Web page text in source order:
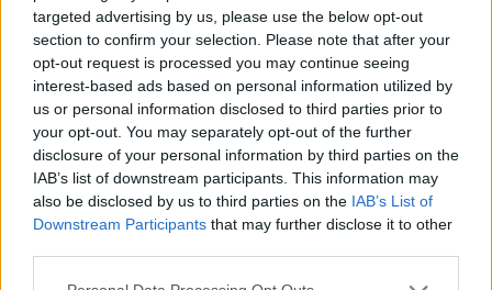
targeted advertising by us, please use the below opt-out
section to confirm your selection. Please note that after your
opt-out request is processed you may continue seeing
interest-based ads based on personal information utilized by
us or personal information disclosed to third parties prior to
your opt-out. You may separately opt-out of the further
disclosure of your personal information by third parties on the
IAB’s list of downstream participants. This information may
also be disclosed by us to third parties on the IAB’s List of
Downstream Participants that may further disclose it to other
Please note that this website/app uses one or more Google
πιστωτικό ίδρυμα ή ο χρηματοπιστωτικός
οργανισμός ενημερώνει τον δικαιούχο για
την πρώτη ενεργοποίηση της κάρτας και την
πίστωση του χρηματικού ποσού μέσω
γραπτού μηνύματος (sms) ή μηνύματος
ηλεκτρονικού ταχυδρομείου (e-mail) με
ενσωματωμένο σύνδεσμο για την
ενεργοποίηση της ψηφιακής χρεωστικής
κάρτας.Η πίστωση της ενίσχυσης γίνεται με